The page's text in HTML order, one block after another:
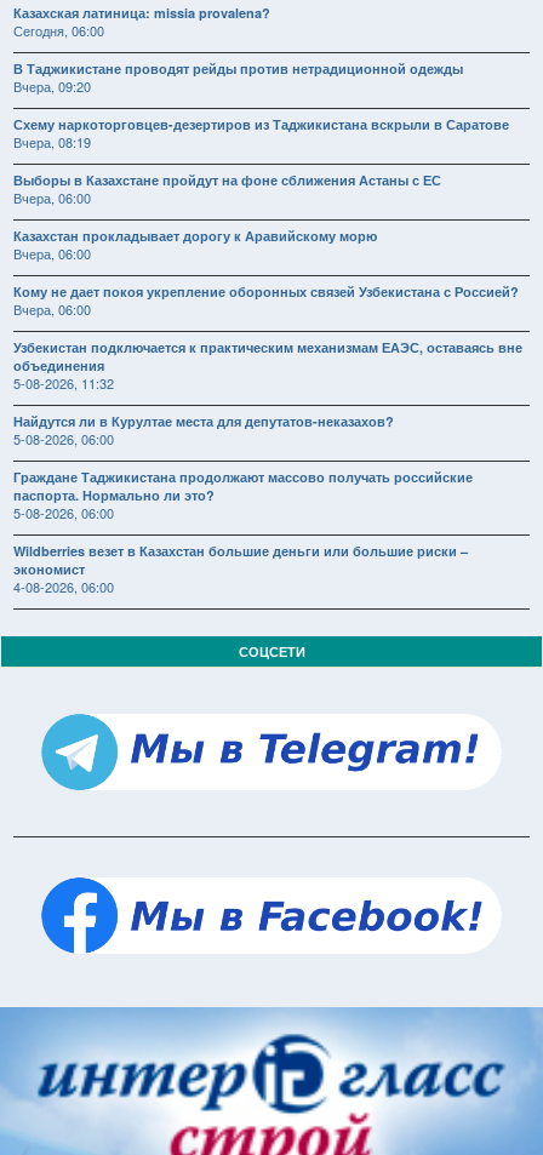
Казахская латиница: missia provalena?
Сегодня, 06:00
В Таджикистане проводят рейды против нетрадиционной одежды
Вчера, 09:20
Схему наркоторговцев-дезертиров из Таджикистана вскрыли в Саратове
Вчера, 08:19
Выборы в Казахстане пройдут на фоне сближения Астаны с ЕС
Вчера, 06:00
Казахстан прокладывает дорогу к Аравийскому морю
Вчера, 06:00
Кому не дает покоя укрепление оборонных связей Узбекистана с Россией?
Вчера, 06:00
Узбекистан подключается к практическим механизмам ЕАЭС, оставаясь вне
объединения
5-08-2026, 11:32
Найдутся ли в Курултае места для депутатов-неказахов?
5-08-2026, 06:00
Граждане Таджикистана продолжают массово получать российские
паспорта. Нормально ли это?
5-08-2026, 06:00
Wildberries везет в Казахстан большие деньги или большие риски –
экономист
4-08-2026, 06:00
СОЦСЕТИ